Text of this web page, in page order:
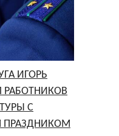
ИГОРЬ
РАБОТНИКОВ
С